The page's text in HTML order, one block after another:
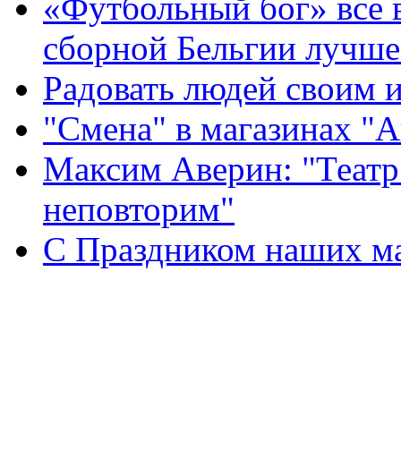
«Футбольный бог» все
сборной Бельгии
Радовать людей своим
"Смена" в магазинах
Максим Аверин:
неповторим"
С Праздником наших